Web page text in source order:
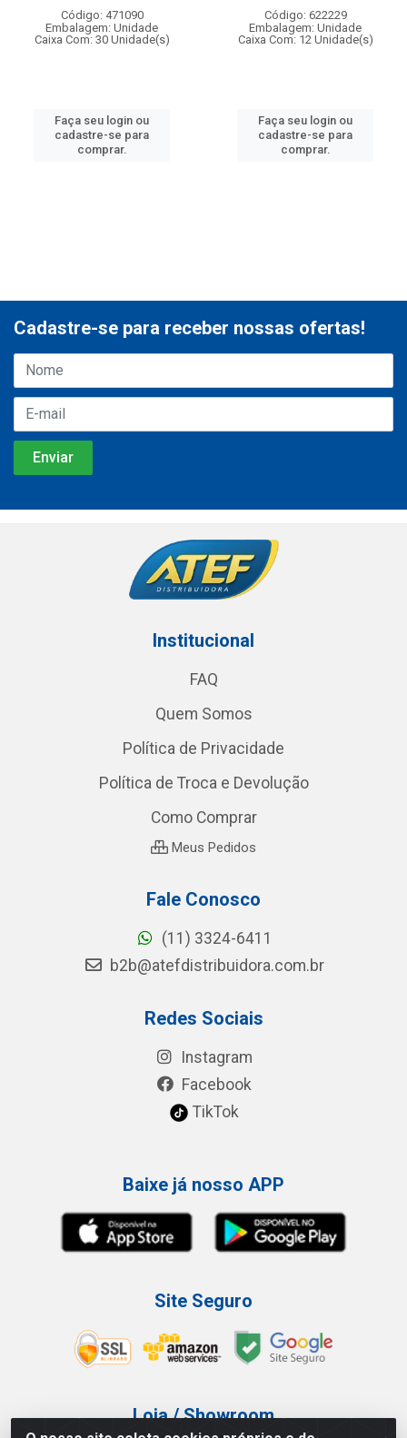
Código: 471090
Embalagem: Unidade
Caixa Com: 30 Unidade(s)
Faça seu login ou
cadastre-se para
comprar.
Código: 622229
Embalagem: Unidade
Caixa Com: 12 Unidade(s)
Faça seu login ou
cadastre-se para
comprar.
Cadastre-se para receber nossas ofertas!
Institucional
FAQ
Quem Somos
Política de Privacidade
Política de Troca e Devolução
Como Comprar
Meus Pedidos
Fale Conosco
(11) 3324-6411
b2b@atefdistribuidora.com.br
Redes Sociais
Instagram
Facebook
TikTok
Baixe já nosso APP
Site Seguro
Loja / Showroom